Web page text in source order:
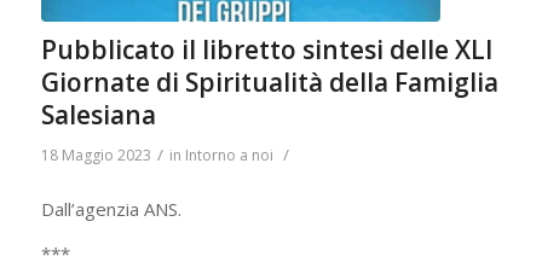
Pubblicato il libretto sintesi delle XLI
Giornate di Spiritualità della Famiglia
Salesiana
18 Maggio 2023 / in Intorno a noi /
Dall’agenzia ANS.
***